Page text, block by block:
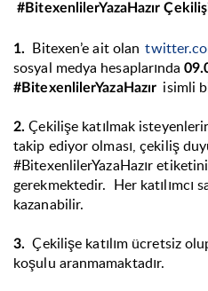
#BitexenlilerYazaHazır
1. Bitexen’e ait olan
sosyal medya hesaplarında
#BitexenlilerYazaHazır isimli
2.Çekilişe katılmak
takip ediyor olması, çekiliş
#BitexenlilerYazaHazır
gerekmektedir. Her katılımcı
kazanabilir.
3.Çekilişe katılım ücretsiz
koşulu aranmamaktadır.